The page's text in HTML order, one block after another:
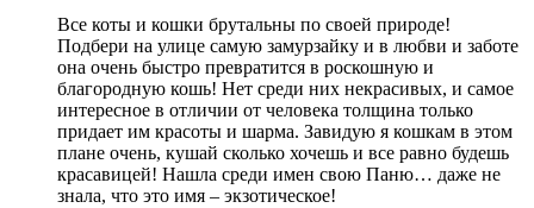
Все коты и кошки брутальны по своей природе!
Подбери на улице самую замурзайку и в любви и заботе
она очень быстро превратится в роскошную и
благородную кошь! Нет среди них некрасивых, и самое
интересное в отличии от человека толщина только
придает им красоты и шарма. Завидую я кошкам в этом
плане очень, кушай сколько хочешь и все равно будешь
красавицей! Нашла среди имен свою Паню… даже не
знала, что это имя – экзотическое!